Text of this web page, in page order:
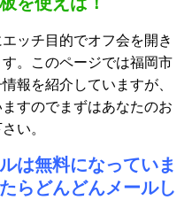
ッチ目的でオフ会を開き
。このページでは福岡市
報を紹介していますが、
すのでまずはあなたのお
い。
は無料になっていま
らどんどんメールし